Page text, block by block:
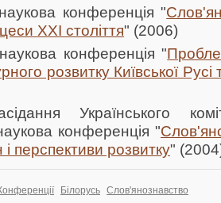
конференція "
XXI століття" (2006)
конференція "
розвитку Київської Русі
Українського
конференція "
і перспективи розвитку"
Білорусь Слов'янознавство